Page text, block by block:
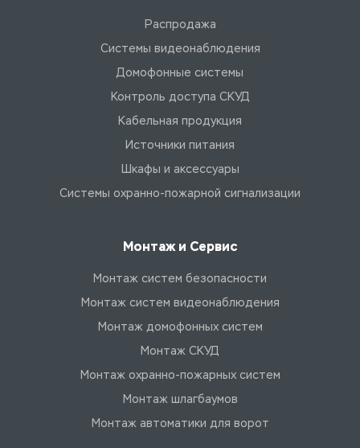
Распродажа
Системы видеонаблюдения
Домофонные системы
Контроль доступа СКУД
Кабельная продукция
Источники питания
Шкафы и аксессуары
Системы охранно-пожарной сигнализации
Монтаж и Сервис
Монтаж систем безопасности
Монтаж систем видеонаблюдения
Монтаж домофонных систем
Монтаж СКУД
Монтаж охранно-пожарных систем
Монтаж шлагбаумов
Монтаж автоматики для ворот